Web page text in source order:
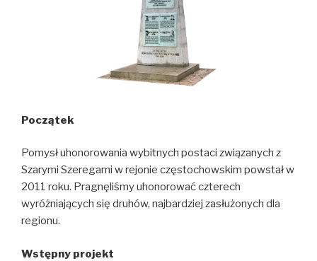
Początek
Pomysł uhonorowania wybitnych postaci związanych z
Szarymi Szeregami w rejonie częstochowskim powstał w
2011 roku. Pragnęliśmy uhonorować czterech
wyróżniających się druhów, najbardziej zasłużonych dla
regionu.
Wstępny projekt